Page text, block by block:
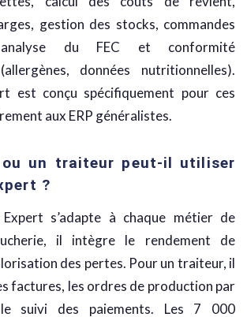
gestion des stocks, commandes
analyse du FEC et conformité
données nutritionnelles).
est conçu spécifiquement pour ces
aux ERP généralistes.
ou un traiteur peut-il utiliser
?
s’adapte à chaque métier de
il intègre le rendement de
des pertes. Pour un traiteur, il
factures, les ordres de production par
suivi des paiements. Les 7 000